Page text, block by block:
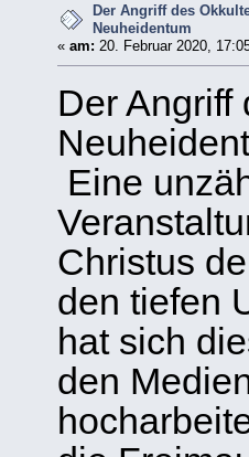
Der Angriff des
Neuheidentum
« am: 20. Februar 2020,
Der Angriff
Eine
Christus
den tiefen
hat sich
den